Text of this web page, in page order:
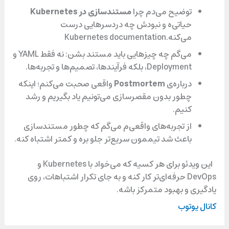
ی
ی
و
توضیح می‌دم چرامستندسازی در Kubernetes
حیاتی‌ه و نبودش چه دردسرهایی درست
می‌کنه.Kubernetes documentation
می‌گم چه چیزهایی باید مستند بشن: نه فقط YAML و
Deployment، بلکه فرآیندها، تصمیم‌ها و تجربه‌ها.
درباره‌یPostmortemواقعی صحبت می‌کنم؛ اینکه
چطور بدون مقصرسازی می‌تونیم یاد بگیریم و رشد
کنیم.
از تجربه‌های واقعی‌م می‌گم که چطور مستندسازی
باعث شد تیممون سریع‌تر جلو بره و کمتر اشتباه کنه.
این ویدئو برای هر کسیه که می‌خواد با Kubernetes و
DevOps حرفه‌ای‌تر کار کنه و به جای تکرار اشتباهات، روی
یادگیری و بهبود متمرکز باشه.
کانال یوتوب